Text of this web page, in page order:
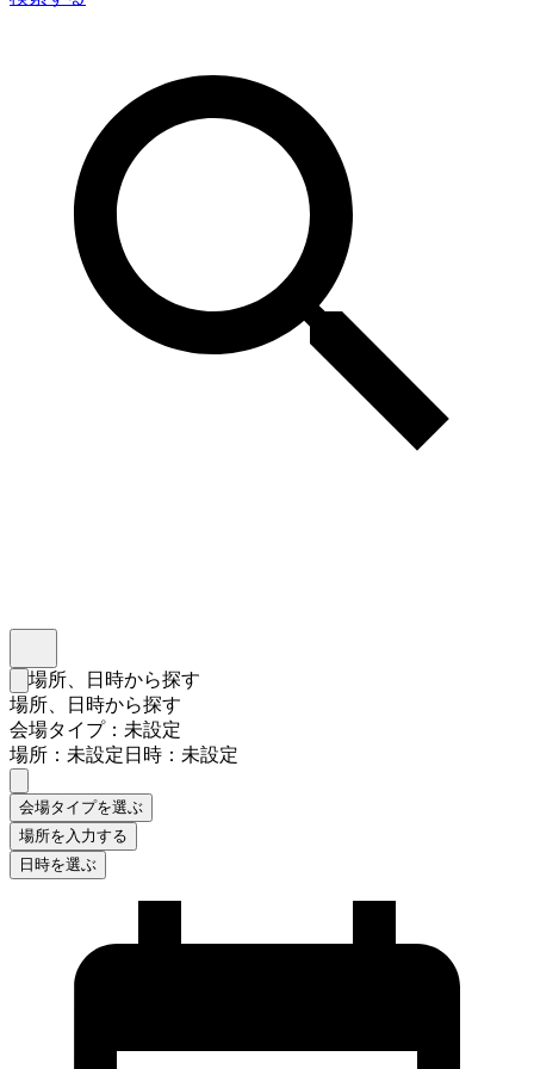
検索フォームを閉じる
場所、日時から探す
場所、日時から探す
会場タイプ：未設定
場所：未設定日時：未設定
会場タイプを選ぶ
場所を入力する
日時を選ぶ